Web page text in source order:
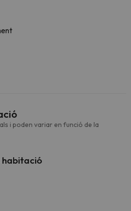
i poden variar en funció de la
habitació